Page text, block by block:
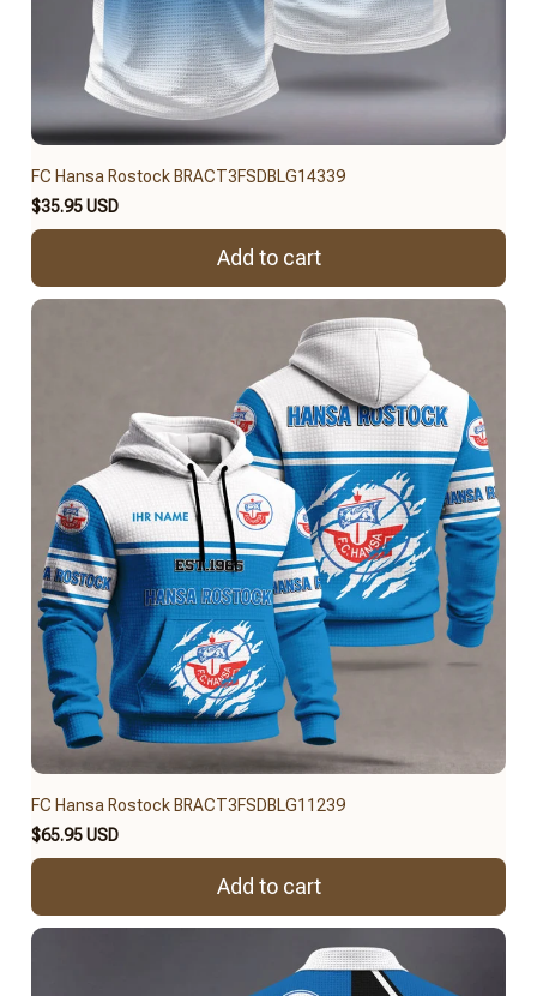
FC Hansa Rostock BRACT3FSDBLG14339
$35.95 USD
Add to cart
FC Hansa Rostock BRACT3FSDBLG11239
$65.95 USD
Add to cart